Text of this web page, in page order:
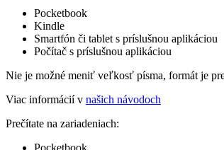
Pocketbook
Kindle
Smartfón či tablet s príslušnou aplikáciou
Počítač s príslušnou aplikáciou
Nie je možné meniť veľkosť písma, formát je
Viac informácií v našich návodoch
Prečítate na zariadeniach: